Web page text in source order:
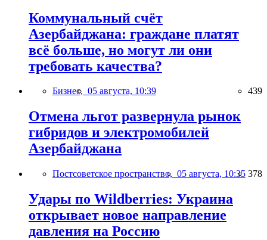
Коммунальный счёт
Азербайджана: граждане платят
всё больше, но могут ли они
требовать качества?
Бизнес, 05 августа, 10:39 439
Отмена льгот развернула рынок
гибридов и электромобилей
Азербайджана
Постсоветское пространство, 05 августа, 10:35 378
Удары по Wildberries: Украина
открывает новое направление
давления на Россию